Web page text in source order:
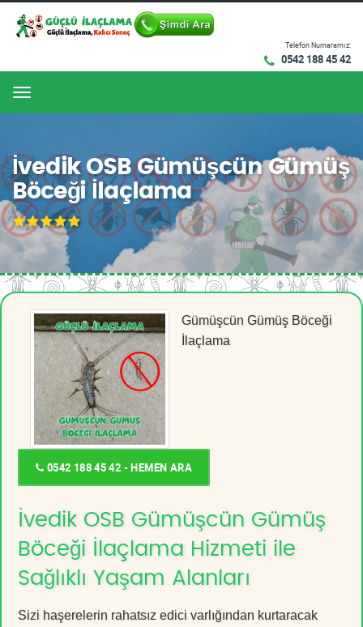
Telefon Numaramız:
0542 188 45 42
Menu
İvedik OSB Gümüşcün Gümüş
Böceği İlaçlama
Gümüşcün Gümüş Böceği
İlaçlama
0542 188 45 42 - HEMEN ARA
İvedik OSB Gümüşcün Gümüş
Böceği İlaçlama Hizmeti ile
Sağlıklı Yaşam Alanları
Sizi haşerelerin rahatsız edici varlığından kurtaracak